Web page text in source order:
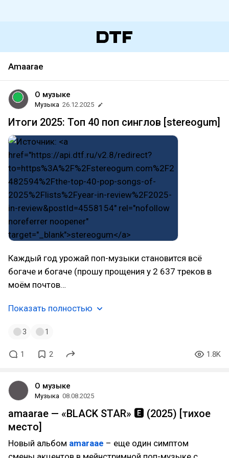
Amaarae
О музыке
Музыка 26.12.2025
Итоги 2025: Топ 40 поп синглов [stereogum]
Каждый год урожай поп-музыки становится всё
богаче и богаче (прошу прощения у 2 637 треков в
моём почтов…
Показать полностью
3 1
1 2 1.8K
О музыке
Музыка 08.08.2025
amaarae — «BLACK STAR» 🅴 (2025) [тихое
место]
Новый альбом amaraae – еще один симптом